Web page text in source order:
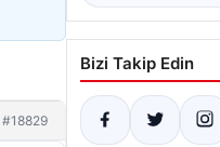
#18829
Bizi Takip Edin